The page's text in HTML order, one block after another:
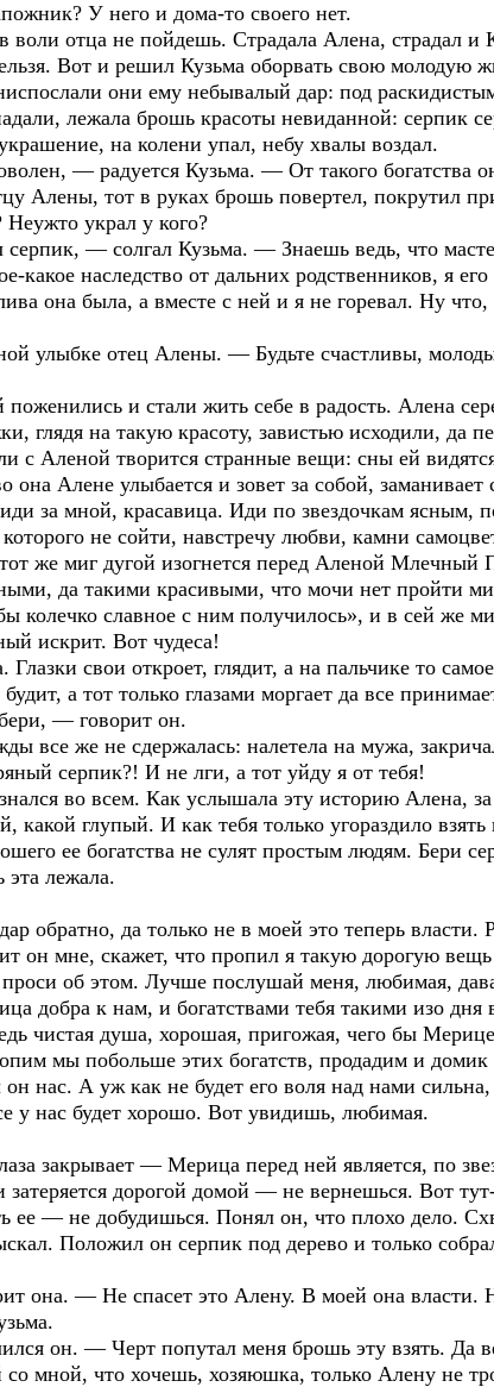
У него и дома-то своего нет.
воли отца не пойдешь. Страдала Алена, страдал и
Вот и решил Кузьма оборвать свою молодую
они ему небывалый дар: под
лежала брошь красоты невиданной: серпик
на колени упал, небу хвалы воздал.
— радуется Кузьма. — От такого богатства
Алены, тот в руках брошь повертел, покрутил
Неужто украл у кого?
— солгал Кузьма. — Знаешь ведь, что
какое наследство от дальних родственников, я
она была, а вместе с ней и я не горевал. Ну
улыбке отец Алены. — Будьте счастливы,
и стали жить себе в радость. Алена
глядя на такую красоту, завистью исходили, да
с Аленой творится странные вещи: сны ей
она Алене улыбается и зовет за собой,
за мной, красавица. Иди по звездочкам ясным,
не сойти, навстречу любви, камни
же миг дугой изогнется перед Аленой Млечный
да такими красивыми, что мочи нет пройти
колечко славное с ним получилось», и в сей же
искрит. Вот чудеса!
свои откроет, глядит, а на пальчике то
а тот только глазами моргает да все
— говорит он.
все же не сдержалась: налетела на мужа,
серпик?! И не лги, а тот уйду я от тебя!
во всем. Как услышала эту историю Алена, за
глупый. И как тебя только угораздило
ее богатства не сулят простым людям. Бери
эта лежала.
обратно, да только не в моей это теперь власти.
он мне, скажет, что пропил я такую дорогую
проси об этом. Лучше послушай меня, любимая,
добра к нам, и богатствами тебя такими изо дня
чистая душа, хорошая, пригожая, чего бы
мы побольше этих богатств, продадим и домик
нас. А уж как не будет его воля над нами сильна,
у нас будет хорошо. Вот увидишь, любимая.
закрывает — Мерица перед ней является, по
затеряется дорогой домой — не вернешься. Вот
ее — не добудишься. Понял он, что плохо дело.
Положил он серпик под дерево и только
она. — Не спасет это Алену. В моей она власти.
он. — Черт попутал меня брошь эту взять. Да
мной, что хочешь, хозяюшка, только Алену не